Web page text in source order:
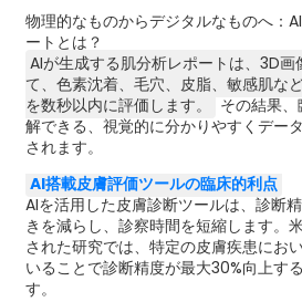
物理的なものからデジタルなものへ：
ートとは？
AIが生成する肌分析レポートは、3D
て、色素沈着、毛穴、皮脂、敏感肌な
を数秒以内に評価します。
その結果
解できる、視覚的に分かりやすくデー
されます。
AI搭載皮膚評価ツールの臨床的利点
AIを活用した皮膚診断ツールは、診断
きを減らし、診察時間を短縮します。
された研究では、特定の皮膚疾患にお
いることで診断精度が最大30%向上す
す。